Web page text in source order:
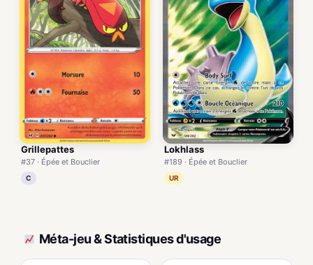
Grillepattes
#37 · Épée et Bouclier
C
Lokhlass
#189 · Épée et Bouclier
UR
Méta-jeu & Statistiques d'usage